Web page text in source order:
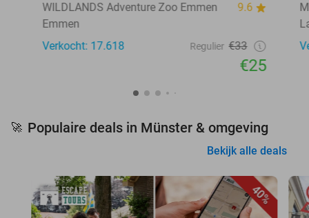
WILDLANDS Adventure Zoo Emmen
9.6
Emmen
Verkocht: 17.618
Regulier €33
€25
🚀 Populaire deals in Münster & omgeving
Bekijk alle deals
40%